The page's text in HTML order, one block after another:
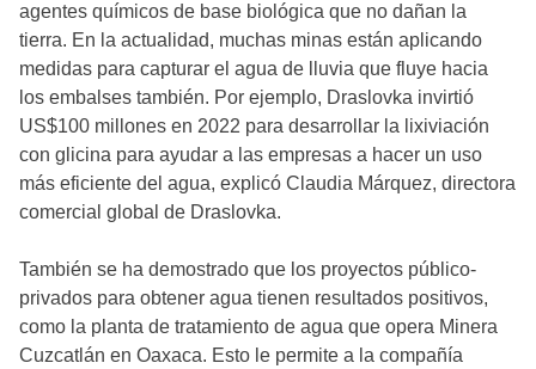
agentes químicos de base biológica que no dañan la
tierra. En la actualidad, muchas minas están aplicando
medidas para capturar el agua de lluvia que fluye hacia
los embalses también. Por ejemplo, Draslovka invirtió
US$100 millones en 2022 para desarrollar la lixiviación
con glicina para ayudar a las empresas a hacer un uso
más eficiente del agua, explicó Claudia Márquez, directora
comercial global de Draslovka.
También se ha demostrado que los proyectos público-
privados para obtener agua tienen resultados positivos,
como la planta de tratamiento de agua que opera Minera
Cuzcatlán en Oaxaca. Esto le permite a la compañía